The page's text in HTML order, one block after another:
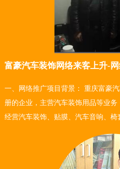
富豪汽车装饰网络来客上升-
一、网络推广项目背景： 重庆富豪
册的企业，主营汽车装饰用品等业
经营汽车装饰、贴膜、汽车音响、椅